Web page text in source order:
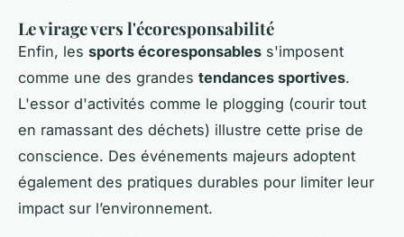
Le virage vers l'écoresponsabilité
Enfin, les sports écoresponsables s'imposent
comme une des grandes tendances sportives.
L'essor d'activités comme le plogging (courir tout
en ramassant des déchets) illustre cette prise de
conscience. Des événements majeurs adoptent
également des pratiques durables pour limiter leur
impact sur l’environnement.